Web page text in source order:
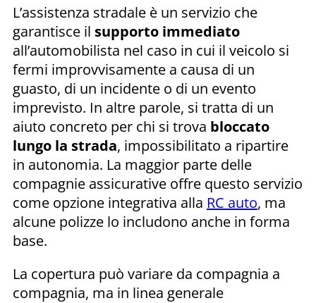
L’assistenza stradale è un servizio che
garantisce il supporto immediato
all’automobilista nel caso in cui il veicolo si
fermi improvvisamente a causa di un
guasto, di un incidente o di un evento
imprevisto. In altre parole, si tratta di un
aiuto concreto per chi si trova bloccato
lungo la strada, impossibilitato a ripartire
in autonomia. La maggior parte delle
compagnie assicurative offre questo servizio
come opzione integrativa alla RC auto, ma
alcune polizze lo includono anche in forma
base.
La copertura può variare da compagnia a
compagnia, ma in linea generale